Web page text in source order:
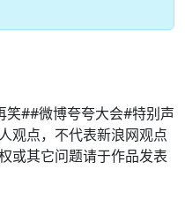
笑##微博夸夸大会#特别声
观点，不代表新浪网观点
或其它问题请于作品发表